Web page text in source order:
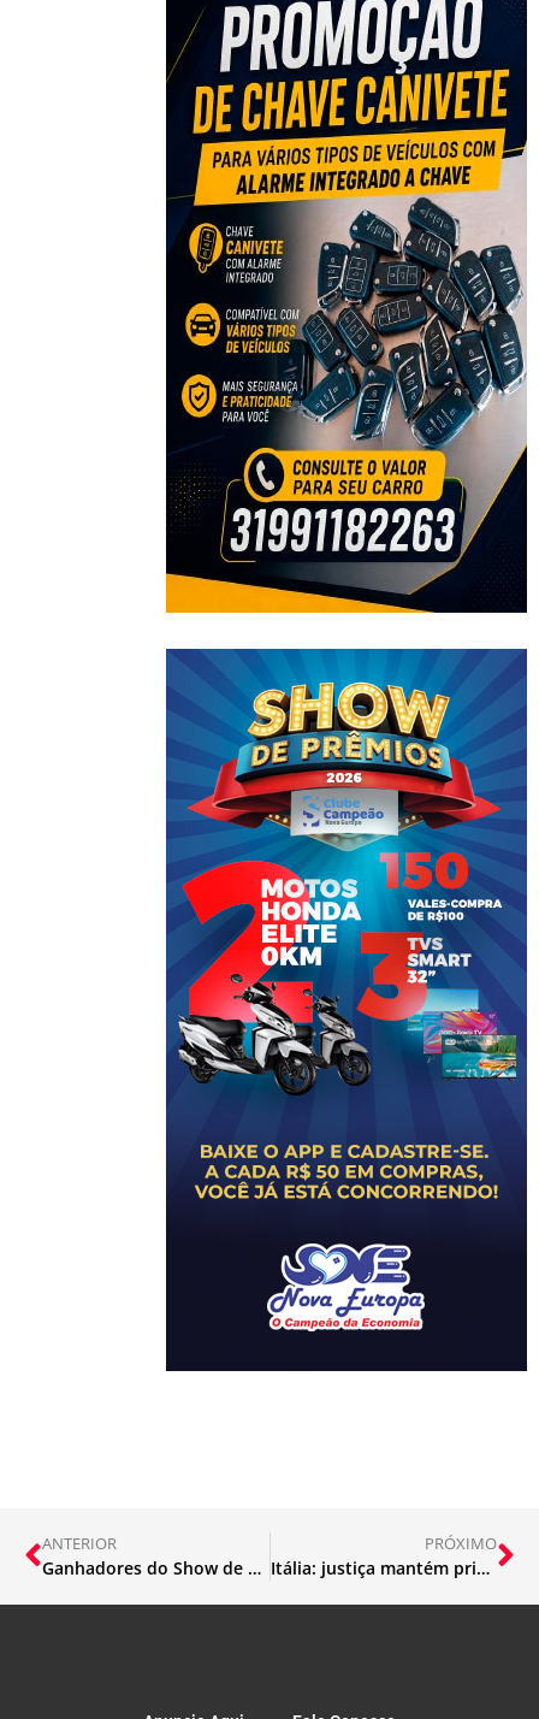
ANTERIOR
Ganhadores do Show de Prêmios do Nova Europa
PRÓXIMO
Itália: justiça mantém prisão de Carla Zambelli